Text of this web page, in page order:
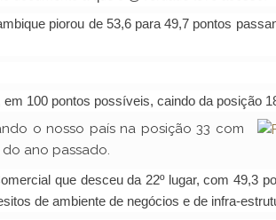
piorou de 53,6 para 49,7 pontos
100 pontos possíveis, caindo da posição
o nosso país na posição 33 com
ano passado.
que desceu da 22º lugar, com 49,3
de ambiente de negócios e de infra-